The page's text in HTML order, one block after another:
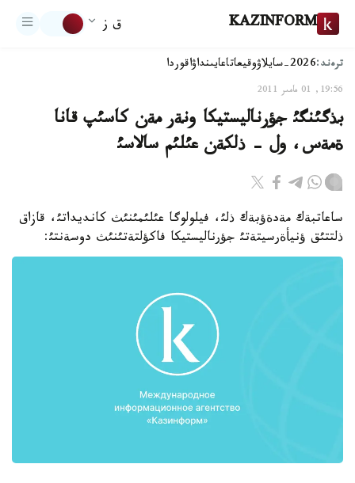
KAZINFORM ق ز
ترەند:2026-سايلاۋ وقيعاتاعايىنداۋاقوردا
19:56, 01 مامىر 2011
بذگئنگئ جؤرناليستيكا ونةر مةن كاسئپ قانا
ةمةس، ول - ذلكةن عئلئم سالاسئ
ساعاتبةك مةدةؤبةك ذلئ، فيلولوگا عئلئمئنئث كانديداتئ، قازاق
ذلتتئق ؤنيأةرسيتةتئ جؤرناليستيكا فاكؤلتةتئنئث دوسةنتئ: